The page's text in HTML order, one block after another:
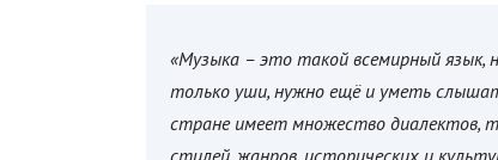
«Музыка – это такой всемирный язык,
только уши, нужно ещё и уметь
стране имеет множество диалектов,
стилей, жанров, исторических и